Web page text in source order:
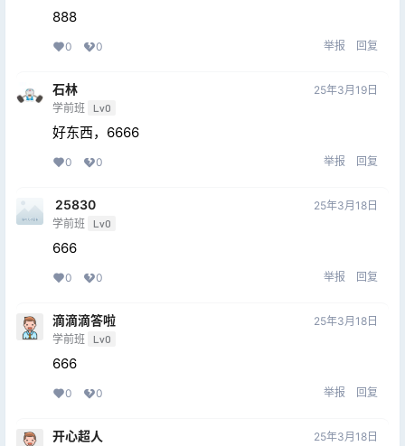
888
0 0 举报 回复
石林
学前班 Lv0
25年3月19日
好东西，6666
0 0 举报 回复
25830
学前班 Lv0
25年3月18日
666
0 0 举报 回复
滴滴滴答啦
学前班 Lv0
25年3月18日
666
0 0 举报 回复
开心超人 25年3月18日